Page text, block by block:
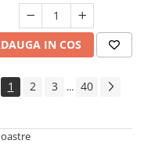
IN COS
1 2 3 ... 40